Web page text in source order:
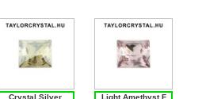
Crystal Silver
Light Amethyst F